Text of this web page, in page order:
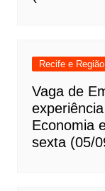
Recife e
Vaga de
Economia
sexta (05/